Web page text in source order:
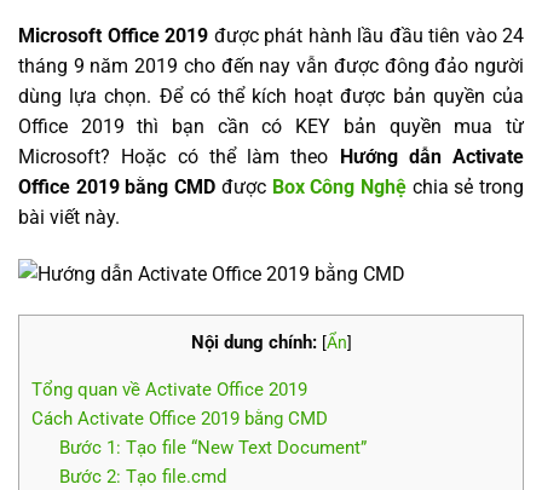
Microsoft Office 2019 được phát hành lầu đầu tiên vào 24
tháng 9 năm 2019 cho đến nay vẫn được đông đảo người
dùng lựa chọn. Để có thể kích hoạt được bản quyền của
Office 2019 thì bạn cần có KEY bản quyền mua từ
Microsoft? Hoặc có thể làm theo Hướng dẫn Activate
Office 2019 bằng CMD được Box Công Nghệchia sẻ trong
bài viết này.
Nội dung chính: [Ẩn]
Tổng quan về Activate Office 2019
Cách Activate Office 2019 bằng CMD
Bước 1: Tạo file “New Text Document”
Bước 2: Tạo file.cmd